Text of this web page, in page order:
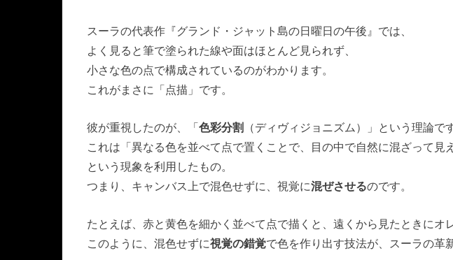
スーラの代表作『グランド・ジャット島の日曜日の午後』では、
よく見ると筆で塗られた線や面はほとんど見られず、
小さな色の点で構成されているのがわかります。
これがまさに「点描」です。
彼が重視したのが、「色彩分割
（ディヴィジョニズム）」という理論です
これは「異なる色を並べて点で置くことで、目の中で自然に混ざって見
という現象を利用したもの。
つまり、キャンバス上で混色せずに、視覚に混ぜさせるのです。
たとえば、赤と黄色を細かく並べて点で描くと、遠くから見たときにオ
このように、混色せずに視覚の錯覚で色を作り出す技法が、スーラの革